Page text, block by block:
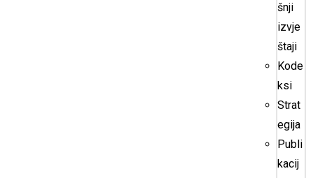
šnji
izvje
štaji
Kode
ksi
Strat
egija
Publi
kacij